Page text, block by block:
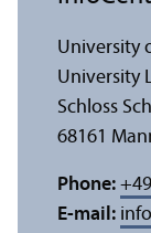
University
University
Schloss
68161
Phone:
E-mail: